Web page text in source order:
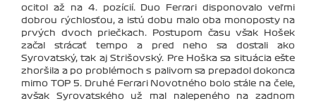
ocitol až na 4. pozícií. Duo Ferrari disponovalo veľmi
dobrou rýchlosťou, a istú dobu malo oba monoposty na
prvých dvoch priečkach. Postupom času však Hošek
začal strácať tempo a pred neho sa dostali ako
Syrovatský, tak aj Strišovský. Pre Hoška sa situácia ešte
zhoršila a po problémoch s palivom sa prepadol dokonca
mimo TOP 5. Druhé Ferrari Novotného bolo stále na čele,
avšak Syrovatského už mal nalepeného na zadnom